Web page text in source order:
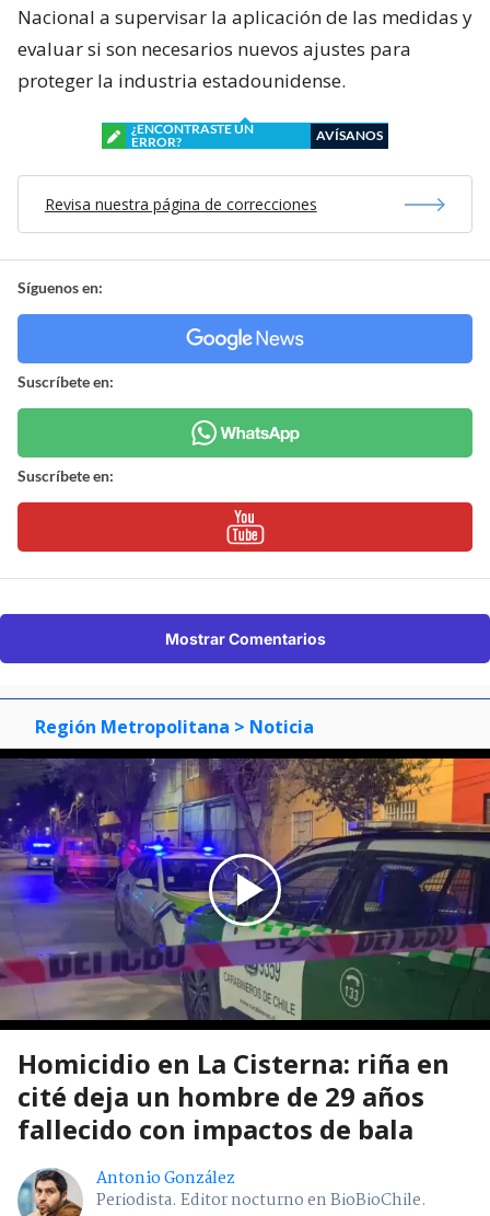
Nacional a supervisar la aplicación de las medidas y
evaluar si son necesarios nuevos ajustes para
proteger la industria estadounidense.
¿ENCONTRASTE UN
ERROR?
AVÍSANOS
Revisa nuestra página de correcciones
Síguenos en:
Suscríbete en:
Suscríbete en:
Mostrar Comentarios
Región Metropolitana > Noticia
Homicidio en La Cisterna: riña en
cité deja un hombre de 29 años
fallecido con impactos de bala
Antonio González
Periodista. Editor nocturno en BioBioChile.